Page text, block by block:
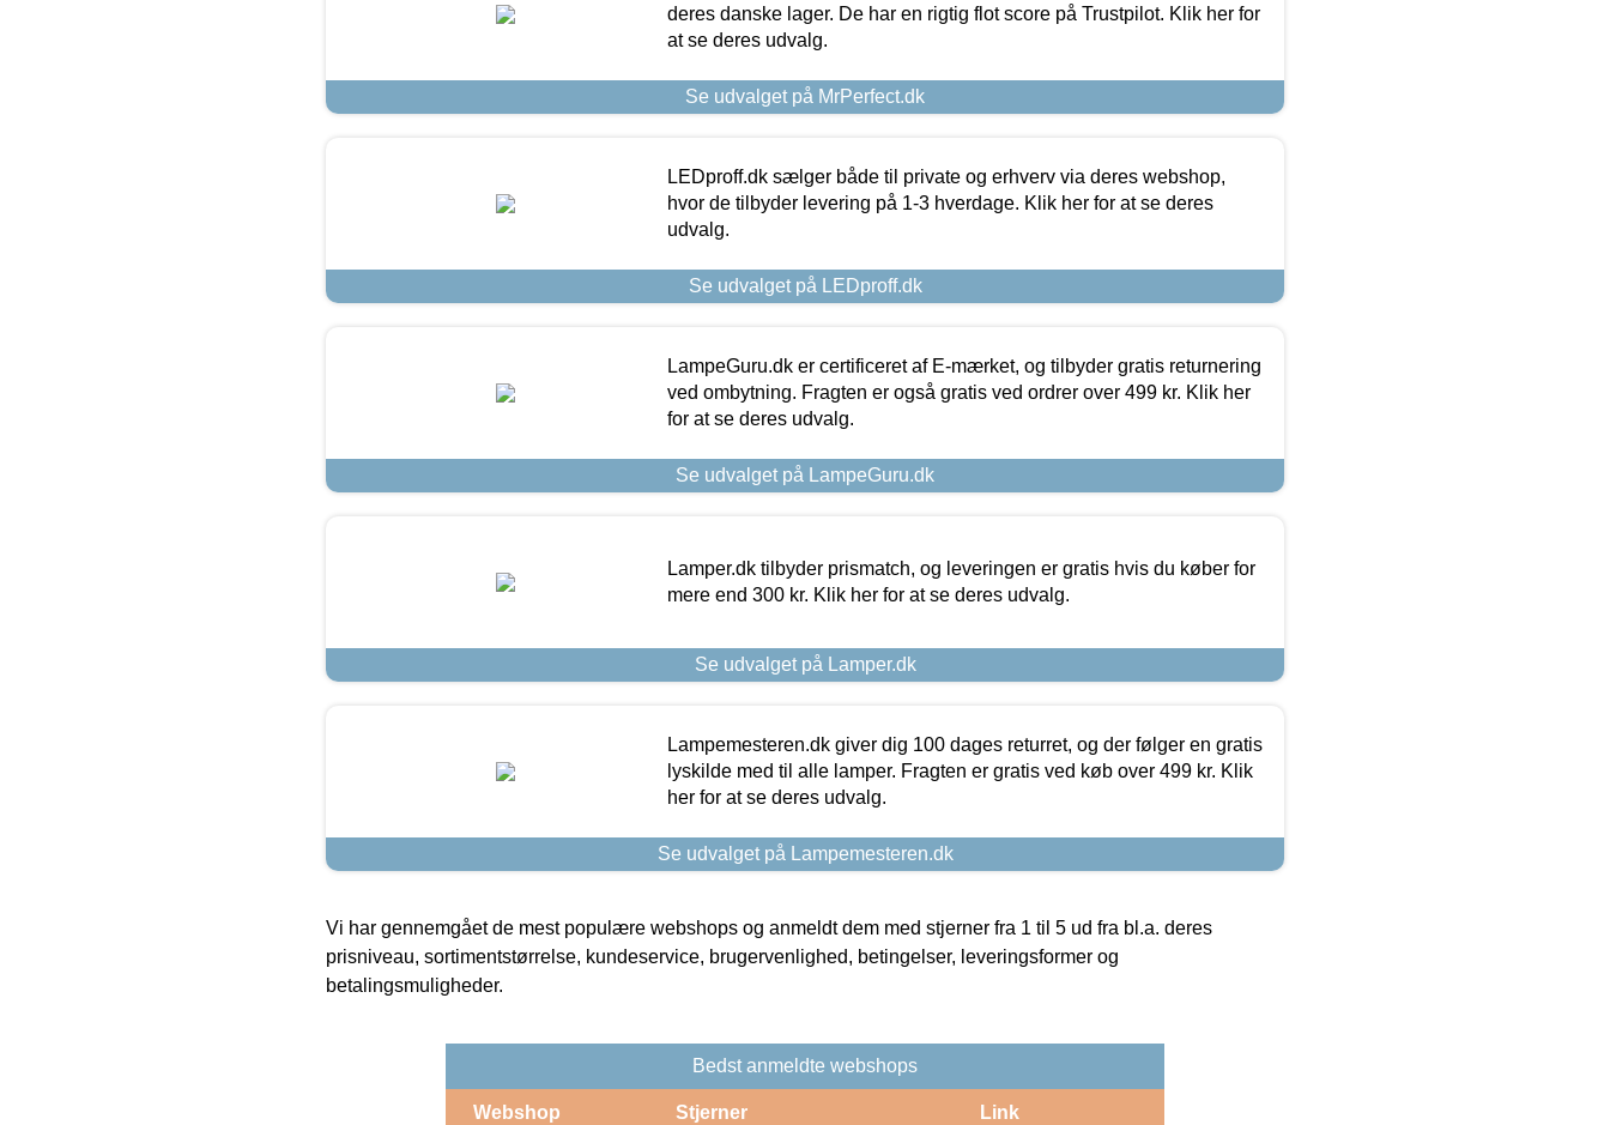
deres danske lager. De har en rigtig flot score på Trustpilot. Klik her for
at se deres udvalg.
Se udvalget på MrPerfect.dk
LEDproff.dk sælger både til private og erhverv via deres webshop,
hvor de tilbyder levering på 1-3 hverdage. Klik her for at se deres
udvalg.
Se udvalget på LEDproff.dk
LampeGuru.dk er certificeret af E-mærket, og tilbyder gratis returnering
ved ombytning. Fragten er også gratis ved ordrer over 499 kr. Klik her
for at se deres udvalg.
Se udvalget på LampeGuru.dk
Lamper.dk tilbyder prismatch, og leveringen er gratis hvis du køber for
mere end 300 kr. Klik her for at se deres udvalg.
Se udvalget på Lamper.dk
Lampemesteren.dk giver dig 100 dages returret, og der følger en gratis
lyskilde med til alle lamper. Fragten er gratis ved køb over 499 kr. Klik
her for at se deres udvalg.
Se udvalget på Lampemesteren.dk
Vi har gennemgået de mest populære webshops og anmeldt dem med stjerner fra 1 til 5 ud fra bl.a. deres
prisniveau, sortimentstørrelse, kundeservice, brugervenlighed, betingelser, leveringsformer og
betalingsmuligheder.
Bedst anmeldte webshops
Webshop Stjerner Link